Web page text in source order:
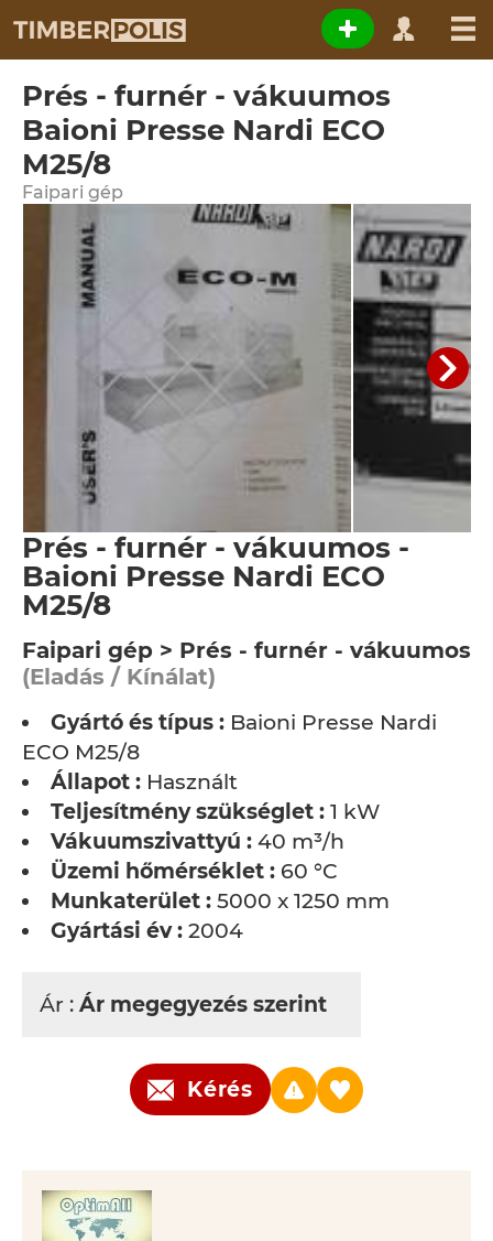
Prés - furnér - vákuumos
Baioni Presse Nardi ECO
M25/8
Faipari gép
Prés - furnér - vákuumos -
Baioni Presse Nardi ECO
M25/8
Faipari gép > Prés - furnér - vákuumos
(Eladás / Kínálat)
Gyártó és típus : Baioni Presse Nardi
ECO M25/8
Állapot : Használt
Teljesítmény szükséglet : 1 kW
Vákuumszivattyú : 40 m³/h
Üzemi hőmérséklet : 60 °C
Munkaterület : 5000 x 1250 mm
Gyártási év : 2004
Ár : Ár megegyezés szerint
Kérés